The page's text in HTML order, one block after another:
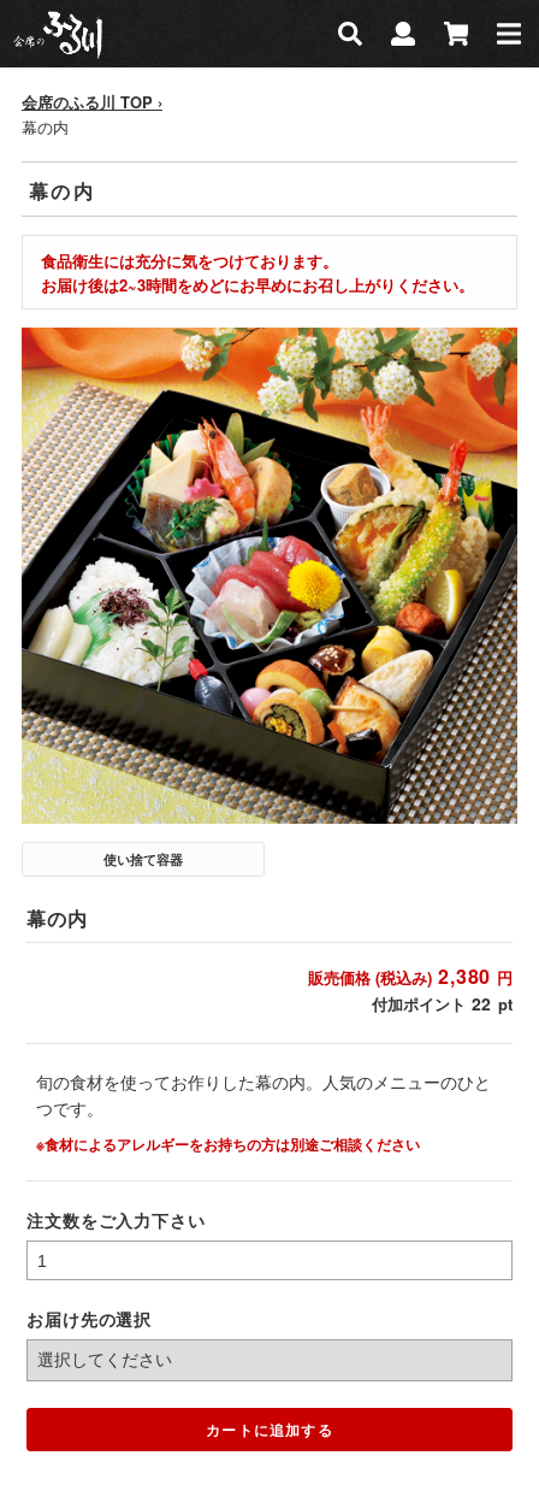
検索 マイページ
カー
検索
会席のふる川 TOP
幕の内
幕の内
食品衛生には充分に気をつけております。
お届け後は2~3時間をめどにお早めにお召し上がりください。
使い捨て容器
幕の内
販売価格 (税込み) 2,380 円
付加ポイント 22 pt
旬の食材を使ってお作りした幕の内。人気のメニューのひと
つです。
※食材によるアレルギーをお持ちの方は別途ご相談ください
注文数をご入力下さい
お届け先の選択
カートに追加する